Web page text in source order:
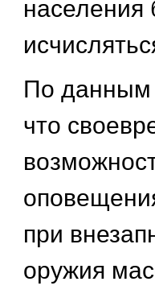
населения
По данным
что
при
оружия